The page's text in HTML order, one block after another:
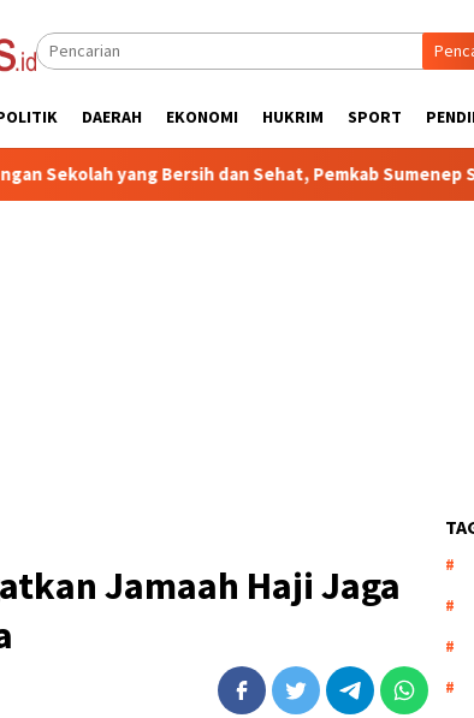
DAERAH EKONOMI HUKRIM SPORT
Bersih dan Sehat, Pemkab Sumenep Sosialisasikan
Jamaah Haji Jaga